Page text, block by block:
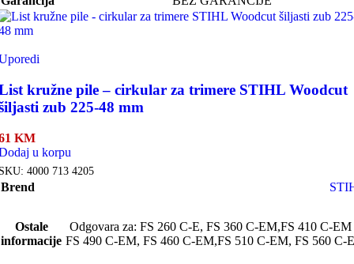
kružne pile – cirkular za trimere STIHL Woodcut
zub 225-48 mm
KM
u korpu
4000 713 4205
Brend
Ostale
informacije
Odgovara za: FS 260 C-E, FS 360 C-EM,FS 410 C-
FS 490 C-EM, FS 460 C-EM,FS 510 C-EM, FS 560 C-